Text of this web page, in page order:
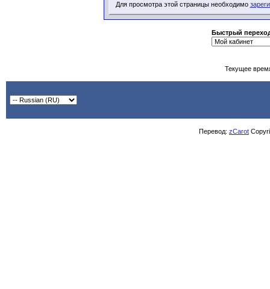
Для просмотра этой страницы необходимо
Быстрый
Текущее
Перевод: zCarot